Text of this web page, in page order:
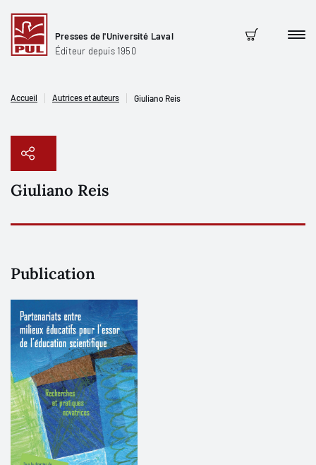
Presses de l'Université Laval
Éditeur depuis 1950
Panier
Accueil Autrices et auteurs Giuliano Reis
Giuliano Reis
Publication